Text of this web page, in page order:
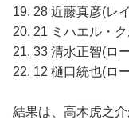
19. 28 近藤真彦(レ
20. 21 ミハエル・
21. 33 清水正智(ロ
22. 12 樋口統也(ロ
結果は、高木虎之